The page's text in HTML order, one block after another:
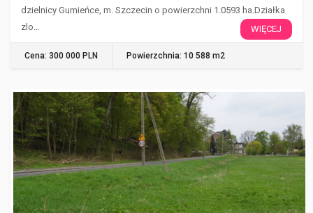
dzielnicy Gumieńce, m. Szczecin o powierzchni 1.0593 ha.Działka
zlo…
WIĘCEJ
Cena: 300 000 PLN Powierzchnia: 10 588 m2
SZCZECIN